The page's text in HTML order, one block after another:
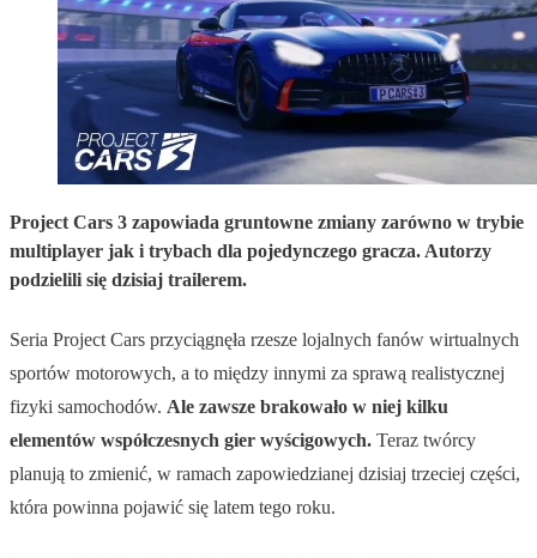
Project Cars 3 zapowiada gruntowne zmiany zarówno w trybie
multiplayer jak i trybach dla pojedynczego gracza. Autorzy
podzielili się dzisiaj trailerem.
Seria Project Cars przyciągnęła rzesze lojalnych fanów wirtualnych
sportów motorowych, a to między innymi za sprawą realistycznej
fizyki samochodów. Ale zawsze brakowało w niej kilku
elementów współczesnych gier wyścigowych. Teraz twórcy
planują to zmienić, w ramach zapowiedzianej dzisiaj trzeciej części,
która powinna pojawić się latem tego roku.